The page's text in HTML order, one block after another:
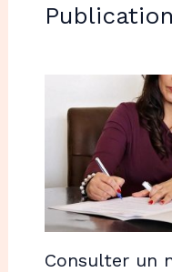
Consulter un